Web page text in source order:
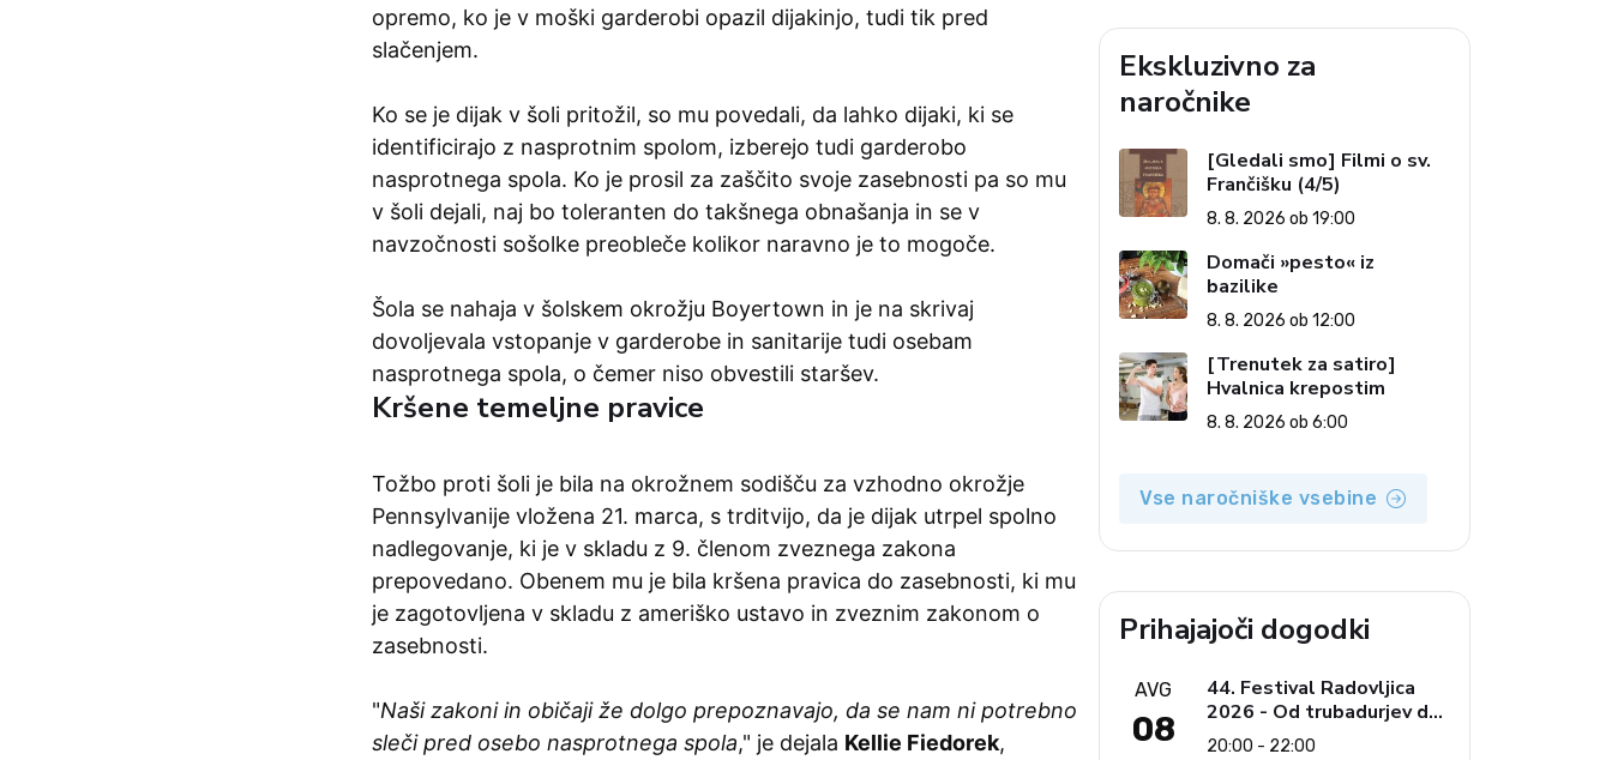
opremo, ko je v moški garderobi opazil dijakinjo, tudi tik pred
slačenjem.
Ko se je dijak v šoli pritožil, so mu povedali, da lahko dijaki, ki se
identificirajo z nasprotnim spolom, izberejo tudi garderobo
nasprotnega spola. Ko je prosil za zaščito svoje zasebnosti pa so mu
v šoli dejali, naj bo toleranten do takšnega obnašanja in se v
navzočnosti sošolke preobleče kolikor naravno je to mogoče.
Šola se nahaja v šolskem okrožju Boyertown in je na skrivaj
dovoljevala vstopanje v garderobe in sanitarije tudi osebam
nasprotnega spola, o čemer niso obvestili staršev.
Kršene temeljne pravice
Tožbo proti šoli je bila na okrožnem sodišču za vzhodno okrožje
Pennsylvanije vložena 21. marca, s trditvijo, da je dijak utrpel spolno
nadlegovanje, ki je v skladu z 9. členom zveznega zakona
prepovedano. Obenem mu je bila kršena pravica do zasebnosti, ki mu
je zagotovljena v skladu z ameriško ustavo in zveznim zakonom o
zasebnosti.
"Naši zakoni in običaji že dolgo prepoznavajo, da se nam ni potrebno
sleči pred osebo nasprotnega spola," je dejala Kellie Fiedorek,
Ekskluzivno za
naročnike
[Gledali smo] Filmi o sv.
Frančišku (4/5)
8. 8. 2026 ob 19:00
Domači »pesto« iz
bazilike
8. 8. 2026 ob 12:00
[Trenutek za satiro]
Hvalnica krepostim
8. 8. 2026 ob 6:00
Vse naročniške vsebine
Prihajajoči dogodki
AVG
08
44. Festival Radovljica
2026 - Od trubadurjev do
Brahmsa
20:00 - 22:00